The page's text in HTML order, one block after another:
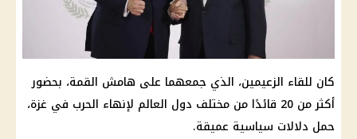
كان للقاء الزعيمين، الذي جمعهما على هامش القمة، بحضور
أكثر من 20 قائدًا من مختلف دول العالم لإنهاء الحرب في غزة،
حمل دلالات سياسية عميقة.